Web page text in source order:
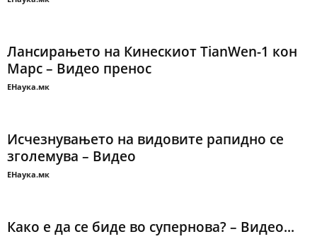
Лансирањето на Кинескиот TianWen-1 кон
Марс – Видео пренос
ЕНаука.мк
Исчезнувањето на видовите рапидно се
зголемува – Видео
ЕНаука.мк
Како е да се биде во супернова? – Видео...